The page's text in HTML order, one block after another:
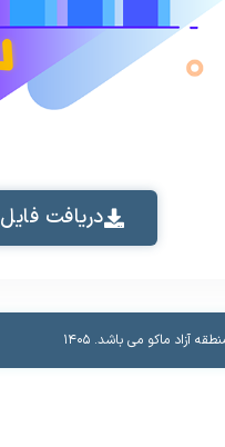
دریافت فایل
آزاد ماکو می باشد.​ ۱۴۰۵